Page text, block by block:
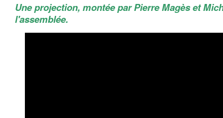
Une projection, montée par Pierre Magès et
l'assemblée.